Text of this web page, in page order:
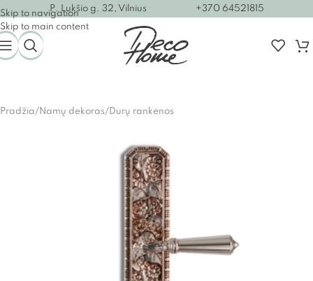
Skip to navigation
Skip to main content
P. Lukšio g. 32, Vilnius +370 64521815
Pradžia/Namų dekoras/Durų rankenos